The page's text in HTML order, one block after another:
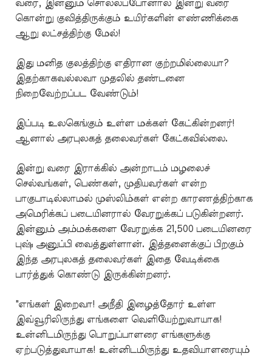
வரை, இன்னும் சொல்லப்போனால் இன்று வரை
கொன்று குவித்திருக்கும் உயிர்களின் எண்ணிக்கை
ஆறு லட்சத்திற்கு மேல்!
இது மனித குலத்திற்கு எதிரான குற்றமில்லையா?
இதற்காகவல்லவா முதலில் தண்டனை
நிறைவேற்றப்பட வேண்டும்!
இப்படி உலகெங்கும் உள்ள மக்கள் கேட்கின்றனர்!
ஆனால் அரபுலகத் தலைவர்கள் கேட்கவில்லை.
இன்று வரை இராக்கில் அன்றாடம் மழலைச்
செல்வங்கள், பெண்கள், முதியவர்கள் என்ற
பாகுபாடில்லாமல் முஸ்லிம்கள் என்ற காரணத்திற்காக
அமெரிக்கப் படையினரால் வேரறுக்கப் படுகின்றனர்.
இன்னும் அம்மக்களை வேரறுக்க 21,500 படையினரை
புஷ் அனுப்பி வைத்துள்ளான். இத்தனைக்குப் பிறகும்
இந்த அரபுலகத் தலைவர்கள் இதை வேடிக்கை
பார்த்துக் கொண்டு இருக்கின்றனர்.
"எங்கள் இறைவா! அநீதி இழைத்தோர் உள்ள
இவ்வூரிலிருந்து எங்களை வெளியேற்றுவாயாக!
உன்னிடமிருந்து பொறுப்பாளரை எங்களுக்கு
ஏற்படுத்துவாயாக! உன்னிடமிருந்து உதவியாளரையும்